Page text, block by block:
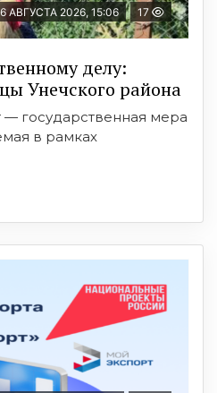
6 АВГУСТА 2026, 15:06 17
делу:
Унечского района
— государственная мера
в рамках